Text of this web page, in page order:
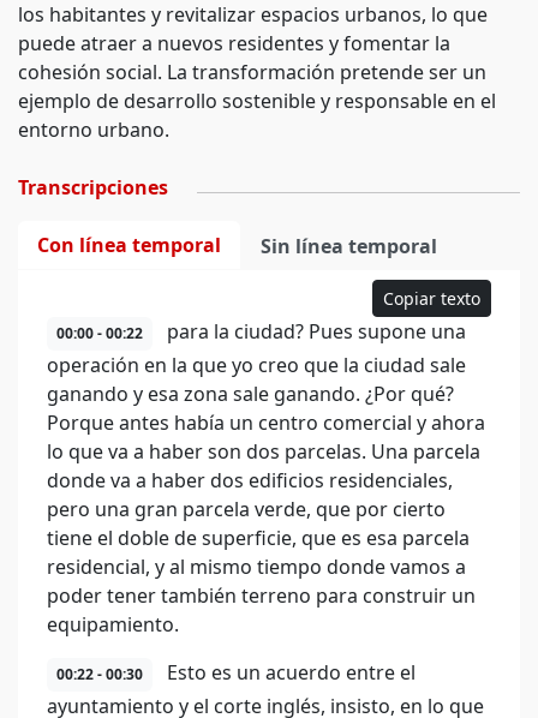
los habitantes y revitalizar espacios urbanos, lo que
puede atraer a nuevos residentes y fomentar la
cohesión social. La transformación pretende ser un
ejemplo de desarrollo sostenible y responsable en el
entorno urbano.
Transcripciones
Con línea temporal Sin línea temporal
Copiar texto
00:00 - 00:22
para la ciudad? Pues supone una
operación en la que yo creo que la ciudad sale
ganando y esa zona sale ganando. ¿Por qué?
Porque antes había un centro comercial y ahora
lo que va a haber son dos parcelas. Una parcela
donde va a haber dos edificios residenciales,
pero una gran parcela verde, que por cierto
tiene el doble de superficie, que es esa parcela
residencial, y al mismo tiempo donde vamos a
poder tener también terreno para construir un
equipamiento.
00:22 - 00:30
Esto es un acuerdo entre el
ayuntamiento y el corte inglés, insisto, en lo que